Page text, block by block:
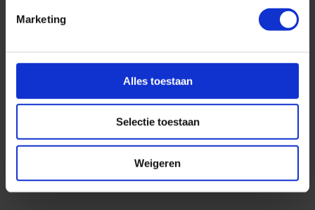
Marketing
Alles toestaan
Selectie toestaan
Weigeren